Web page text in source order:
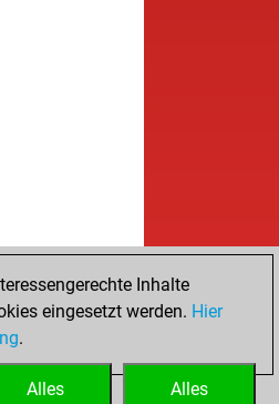
Inhalte
eingesetzt werden. Hier
.
Alles
Alles